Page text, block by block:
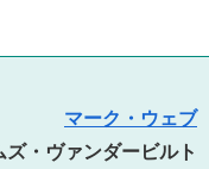
マーク・ウェブ
・ヴァンダービルト